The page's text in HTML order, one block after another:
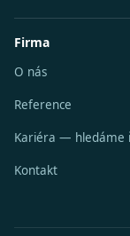
Firma
O nás
Reference
Kariéra — hledáme
Kontakt